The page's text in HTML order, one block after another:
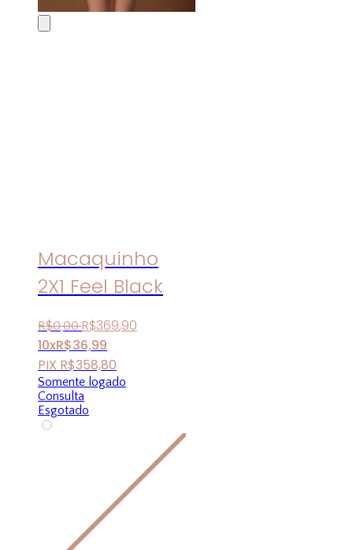
Macaquinho
2X1 Feel Black
R$0,00 R$369,90
10xR$36,99
PIX R$358,80
Somente logado
Consulta
Esgotado